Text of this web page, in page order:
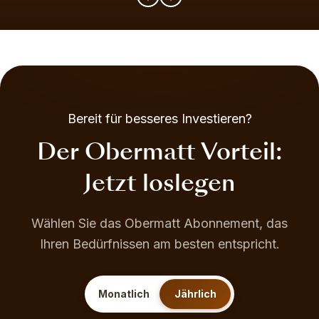
Bereit für besseres Investieren?
Der Obermatt Vorteil:
Jetzt loslegen
Wählen Sie das Obermatt Abonnement, das
Ihren Bedürfnissen am besten entspricht.
Monatlich Jährlich